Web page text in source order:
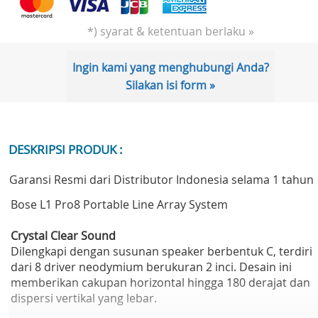
*) syarat & ketentuan berlaku »
Ingin kami yang menghubungi Anda?
Silakan isi form »
DESKRIPSI PRODUK :
Garansi Resmi dari Distributor Indonesia selama 1 tahun
Bose L1 Pro8 Portable Line Array System
Crystal Clear Sound
Dilengkapi dengan susunan speaker berbentuk C, terdiri
dari 8 driver neodymium berukuran 2 inci. Desain ini
memberikan cakupan horizontal hingga 180 derajat dan
dispersi vertikal yang lebar.